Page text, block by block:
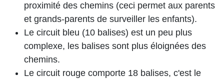
proximité des chemins (ceci permet aux parents
et grands-parents de surveiller les enfants).
Le circuit bleu (10 balises) est un peu plus
complexe, les balises sont plus éloignées des
chemins.
Le circuit rouge comporte 18 balises, c'est le